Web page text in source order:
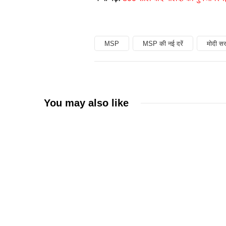
MSP MSP की नई दरें मोदी
You may also like